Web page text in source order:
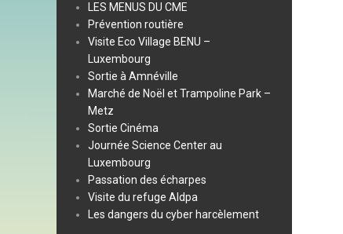
LES MENUS DU CME
Prévention routière
Visite Eco Village BENU –
Luxembourg
Sortie à Amnéville
Marché de Noël et Trampoline Park –
Metz
Sortie Cinéma
Journée Science Center au
Luxembourg
Passation des écharpes
Visite du refuge Aldpa
Les dangers du cyber harcèlement